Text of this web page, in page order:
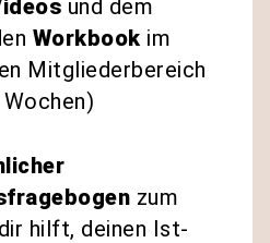
und dem
Workbook im
Mitgliederbereich
zum
hilft, deinen Ist-